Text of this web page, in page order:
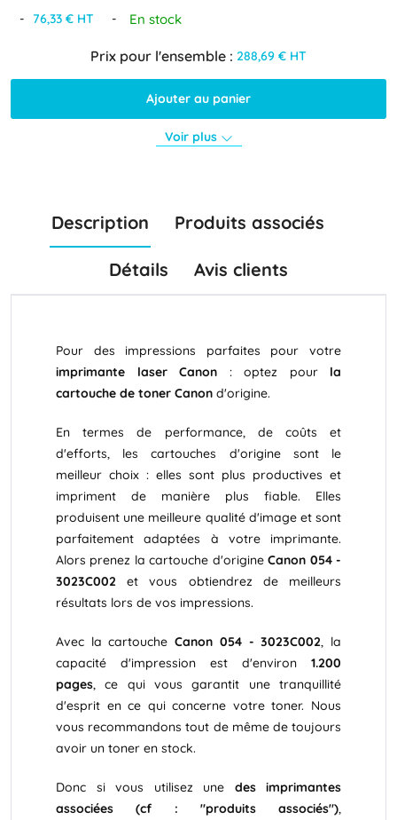
Prix pour l'ensemble : 288,69 € HT
Ajouter au panier
- 76,33 € HT - En stock
Voir plus
Description Produits associés
Détails Avis clients
Pour des impressions parfaites pour votre
imprimante laser Canon : optez pour la
cartouche de toner Canon d'origine.
En termes de performance, de coûts et
d'efforts, les cartouches d'origine sont le
meilleur choix : elles sont plus productives et
impriment de manière plus fiable. Elles
produisent une meilleure qualité d'image et sont
parfaitement adaptées à votre imprimante.
Alors prenez la cartouche d'origineCanon 054 -
3023C002 et vous obtiendrez de meilleurs
résultats lors de vos impressions.
Avec la cartoucheCanon 054 - 3023C002, la
capacité d'impression est d'environ 1.200
pages, ce qui vous garantit une tranquillité
d'esprit en ce qui concerne votre toner. Nous
vous recommandons tout de même de toujours
avoir un toner en stock.
Donc si vous utilisez une des imprimantes
associées (cf : "produits associés"),